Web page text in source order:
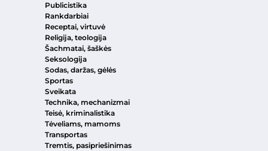
Publicistika
Rankdarbiai
Receptai, virtuvė
Religija, teologija
Šachmatai, šaškės
Seksologija
Sodas, daržas, gėlės
Sportas
Sveikata
Technika, mechanizmai
Teisė, kriminalistika
Tėveliams, mamoms
Transportas
Tremtis, pasipriešinimas